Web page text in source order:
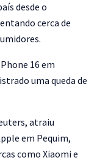
desde o
cerca de
16 em
uma queda de
atraiu
em Pequim,
como Xiaomi e